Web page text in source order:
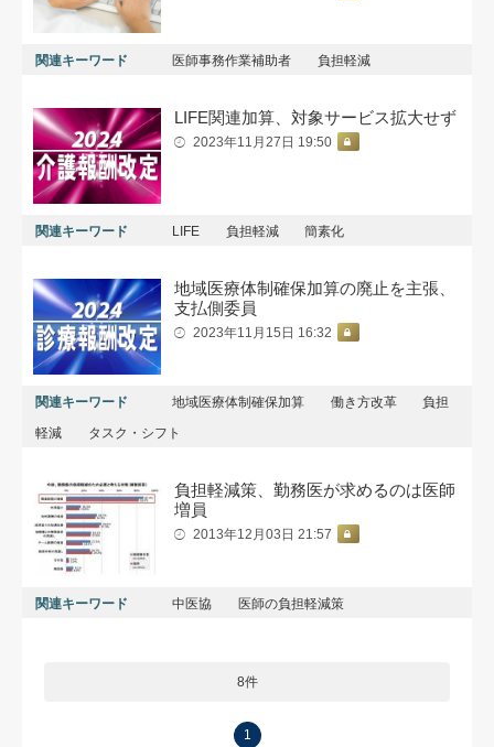
関連キーワード 医師事務作業補助者 負担軽減
LIFE関連加算、対象サービス拡大せず
2023年11月27日 19:50
関連キーワード LIFE 負担軽減 簡素化
地域医療体制確保加算の廃止を主張、
支払側委員
2023年11月15日 16:32
関連キーワード 地域医療体制確保加算 働き方改革
負担
軽減
タスク・シフト
負担軽減策、勤務医が求めるのは医師
増員
2013年12月03日 21:57
関連キーワード 中医協 医師の負担軽減策
8件
1